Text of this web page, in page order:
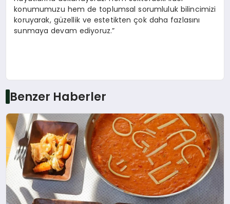
konumumuzu hem de toplumsal sorumluluk bilincimizi
koruyarak, güzellik ve estetikten çok daha fazlasını
sunmaya devam ediyoruz.”
Benzer Haberler